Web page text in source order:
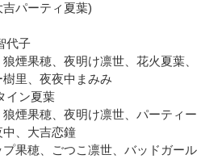
パーティ夏葉)
代子
煙果穂、夜明け凛世、花火夏葉、
里、夜夜中まみみ
イン夏葉
煙果穂、夜明け凛世、パーティー
、大吉恋鐘
果穂、ごつこ凛世、バッドガール